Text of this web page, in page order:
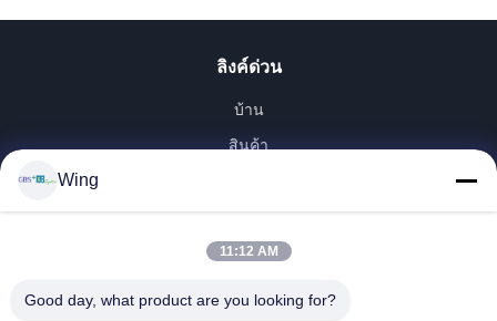
ลิงค์ด่วน
บ้าน
สินค้า
รายการ VR
เกี่ยวกับเรา
Wing
11:12 AM
Good day, what product are you looking for?